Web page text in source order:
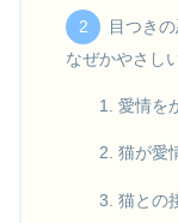
目つき
なぜかやさし
愛情を
猫が愛
猫との